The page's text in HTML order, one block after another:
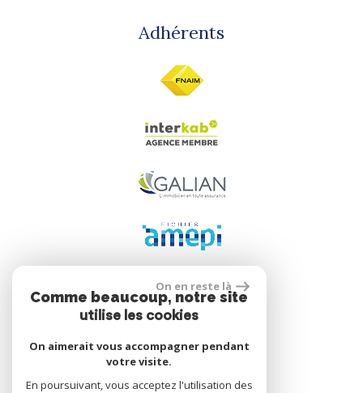
Adhérents
Se connecter
Espace propriétaire
On en reste là
Comme beaucoup, notre site
utilise les cookies
On aimerait vous accompagner pendant
votre visite.
En poursuivant, vous acceptez l'utilisation des